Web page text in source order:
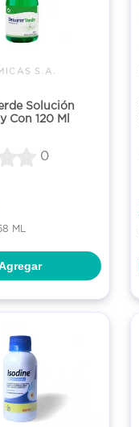
S.A.
Solución
Con 120 Ml
0
ML